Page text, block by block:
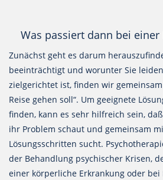
Was passiert dann bei einer
Zunächst geht es darum
beeinträchtigt und worunter Sie
zielgerichtet ist, finden wir
Reise gehen soll“. Um geeignete
finden, kann es sehr hilfreich sein,
ihr Problem schaut und gemeinsam
Lösungsschritten sucht.
der Behandlung psychischer Krisen,
einer körperliche Erkrankung oder bei